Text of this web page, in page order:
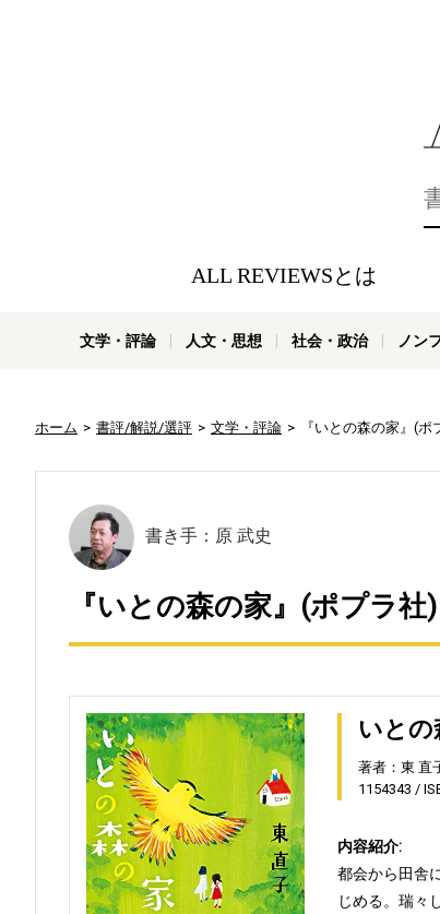
ALL REVIEWSとは
文学・評論 人文・思想 社会・政治 ノン
ホーム 書評/解説/選評 文学・評論 『いとの森の家』(ポ
書き手：原 武史
『いとの森の家』(ポプラ社)
いとの
著者：東 直
1154343
内容紹介:
都会から田舎
じめる。瑞々